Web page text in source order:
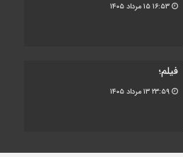
۱۵ مرداد ۱۴۰۵
فیلم؛
۱۳ مرداد ۱۴۰۵